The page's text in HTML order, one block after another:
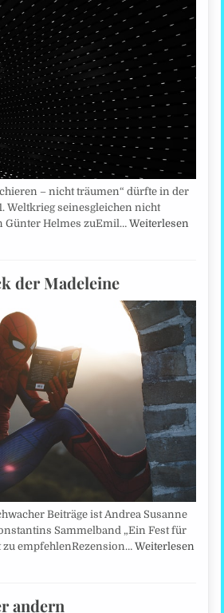
– nicht träumen“ dürfte in der
Weltkrieg seinesgleichen nicht
Günter Helmes zuEmil…Weiterlesen
der Madeleine
Beiträge ist Andrea Susanne
Sammelband „Ein Fest für
zu empfehlenRezension…Weiterlesen
andern